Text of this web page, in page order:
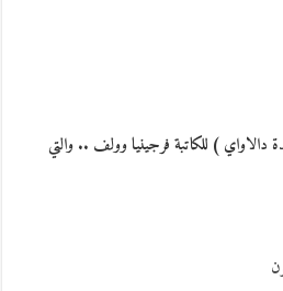
) للكاتبة فرجينيا وولف .. والتي